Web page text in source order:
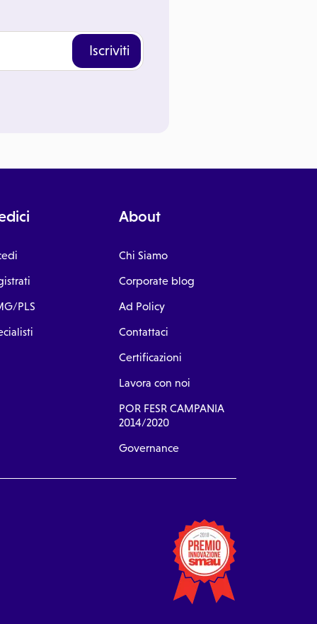
Iscriviti
PLS
About
Chi Siamo
Corporate blog
Ad Policy
Contattaci
Certificazioni
Lavora con noi
POR FESR CAMPANIA
2014/2020
Governance